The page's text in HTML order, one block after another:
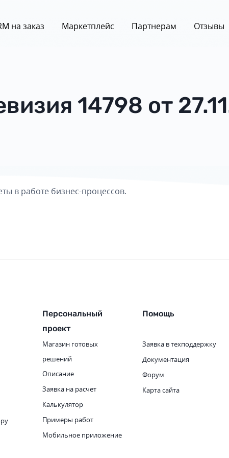
на заказ Маркетплейс Партнерам Отзывы
14798 от
в работе бизнес-процессов.
Персональный
проект
Магазин готовых
решений
Описание
Заявка на расчет
Калькулятор
Примеры работ
Мобильное приложение
Помощь
Заявка в техподдержку
Документация
Форум
Карта сайта